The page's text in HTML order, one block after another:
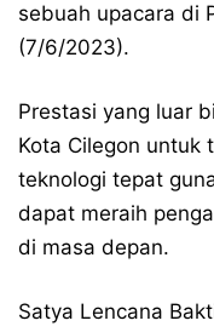
sebuah upacara di
(7/6/2023).
Prestasi yang luar
Kota Cilegon untuk
teknologi tepat
dapat meraih
di masa depan.
Satya Lencana